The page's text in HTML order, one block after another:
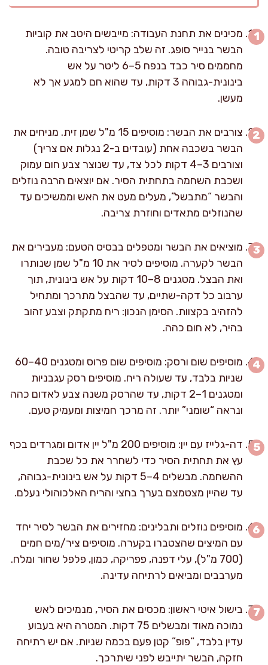
מכינים את תחנת העבודה: מייבשים היטב את קוביות
הבשר בנייר סופג. זה שלב קריטי לצריבה טובה.
מחממים סיר כבד בנפח 5–6 ליטר על אש
בינונית-גבוהה 3 דקות, עד שהוא חם למגע אך לא
מעשן.
צורבים את הבשר: מוסיפים 15 מ"ל שמן זית. מניחים את
הבשר בשכבה אחת (עובדים ב-2 נגלות אם צריך)
וצורבים 3–4 דקות לכל צד, עד שנוצר צבע חום עמוק
ושכבת השחמה בתחתית הסיר. אם יוצאים הרבה נוזלים
והבשר “מתבשל”, מעלים מעט את האש וממשיכים עד
שהנוזלים מתאדים וחוזרת צריבה.
מוציאים את הבשר ומטפלים בבסיס הטעם: מעבירים את
הבשר לקערה. מוסיפים לסיר את 10 מ"ל שמן שנותרו
ואת הבצל. מטגנים 8–10 דקות על אש בינונית, תוך
ערבוב כל דקה-שתיים, עד שהבצל מתרכך ומתחיל
להזהיב בקצוות. הסימן הנכון: ריח מתקתק וצבע זהוב
בהיר, לא חום כהה.
מוסיפים שום ורסק: מוסיפים שום פרוס ומטגנים 40–60
שניות בלבד, עד שעולה ריח. מוסיפים רסק עגבניות
ומטגנים 1–2 דקות, עד שהרסק משנה צבע לאדום כהה
ונראה “שומני” יותר. זה מרכך חמיצות ומעמיק טעם.
דה-גלייז עם יין: מוסיפים 200 מ"ל יין אדום ומגרדים בכף
עץ את תחתית הסיר כדי לשחרר את כל שכבת
ההשחמה. מבשלים 4–5 דקות על אש בינונית-גבוהה,
עד שהיין מצטמצם בערך בחצי והריח האלכוהולי נעלם.
מוסיפים נוזלים ותבלינים: מחזירים את הבשר לסיר יחד
עם המיצים שהצטברו בקערה. מוסיפים ציר/מים חמים
(700 מ"ל), עלי דפנה, פפריקה, כמון, פלפל שחור ומלח.
מערבבים ומביאים לרתיחה עדינה.
בישול איטי ראשון: מכסים את הסיר, מנמיכים לאש
נמוכה מאוד ומבשלים 75 דקות. המטרה היא בעבוע
עדין בלבד, “פופ” קטן פעם בכמה שניות. אם יש רתיחה
חזקה, הבשר יתייבש לפני שיתרכך.